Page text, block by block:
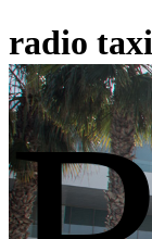
radio taxi